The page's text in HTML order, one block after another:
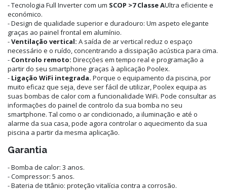
- Tecnologia Full Inverter com um SCOP >7 Classe AUltra eficiente e
económico.
- Design de qualidade superior e duradouro: Um aspeto elegante
graças ao painel frontal em alumínio.
-Ventilação vertical: A saída de ar vertical reduz o espaço
necessário e o ruído, concentrando a dissipação acústica para cima.
- Controlo remoto: Direcções em tempo real e programação a
partir do seu smartphone graças à aplicação Poolex.
- Ligação WiFi integrada. Porque o equipamento da piscina, por
muito eficaz que seja, deve ser fácil de utilizar, Poolex equipa as
suas bombas de calor com a funcionalidade WiFi. Pode consultar as
informações do painel de controlo da sua bomba no seu
smartphone. Tal como o ar condicionado, a iluminação e até o
alarme da sua casa, pode agora controlar o aquecimento da sua
piscina a partir da mesma aplicação.
Garantia
- Bomba de calor: 3 anos.
- Compressor: 5 anos.
- Bateria de titânio: proteção vitalícia contra a corrosão.